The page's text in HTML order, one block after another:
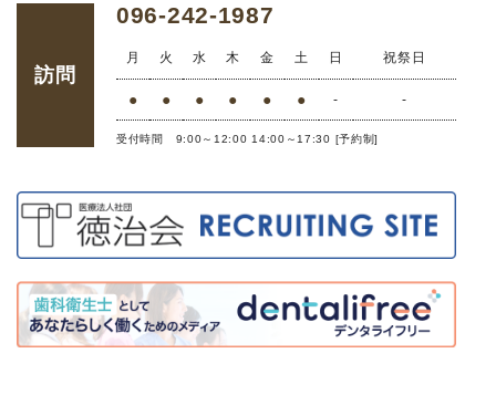
訪問
096-242-1987
月 火 水 木 金 土 日 祝祭日
● ● ● ● ● ● - -
受付時間 9:00～12:00 14:00～17:30 [予約制]